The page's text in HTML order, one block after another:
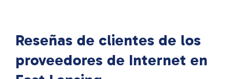
Reseñas de clientes de los
proveedores de Internet en